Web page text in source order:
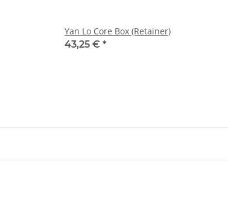
Yan Lo Core Box (Retainer)
43,25 € *